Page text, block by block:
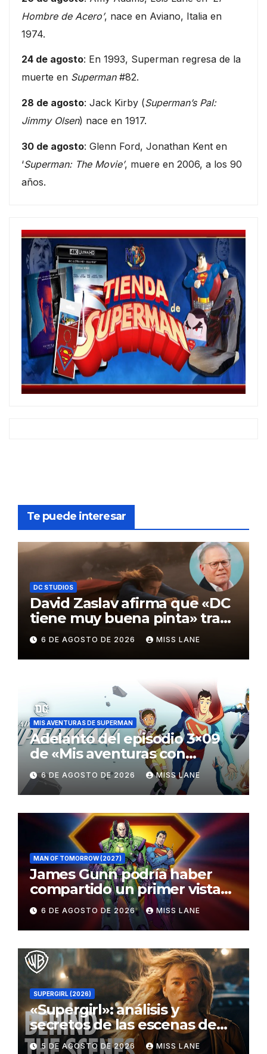
Hombre de Acero’, nace en Aviano, Italia en
1974.
24 de agosto: En 1993, Superman regresa de la
muerte en Superman#82.
28 de agosto: Jack Kirby (Superman’s Pal:
Jimmy Olsen) nace en 1917.
30 de agosto: Glenn Ford, Jonathan Kent en
‘Superman: The Movie’, muere en 2006, a los 90
años.
Te puede interesar
DC STUDIOS
David Zaslav afirma que «DC
tiene muy buena pinta» tras
el fracaso de «Supergirl»
6 DE AGOSTO DE 2026 MISS LANE
MIS AVENTURAS DE SUPERMAN
Adelanto del episodio 3×09
de «Mis aventuras con
Superman»
6 DE AGOSTO DE 2026 MISS LANE
MAN OF TOMORROW (2027)
James Gunn podría haber
compartido un primer vistazo
al traje de Brainiac
6 DE AGOSTO DE 2026 MISS LANE
SUPERGIRL (2026)
«Supergirl»: análisis y
secretos de las escenas de
lucha
5 DE AGOSTO DE 2026 MISS LANE